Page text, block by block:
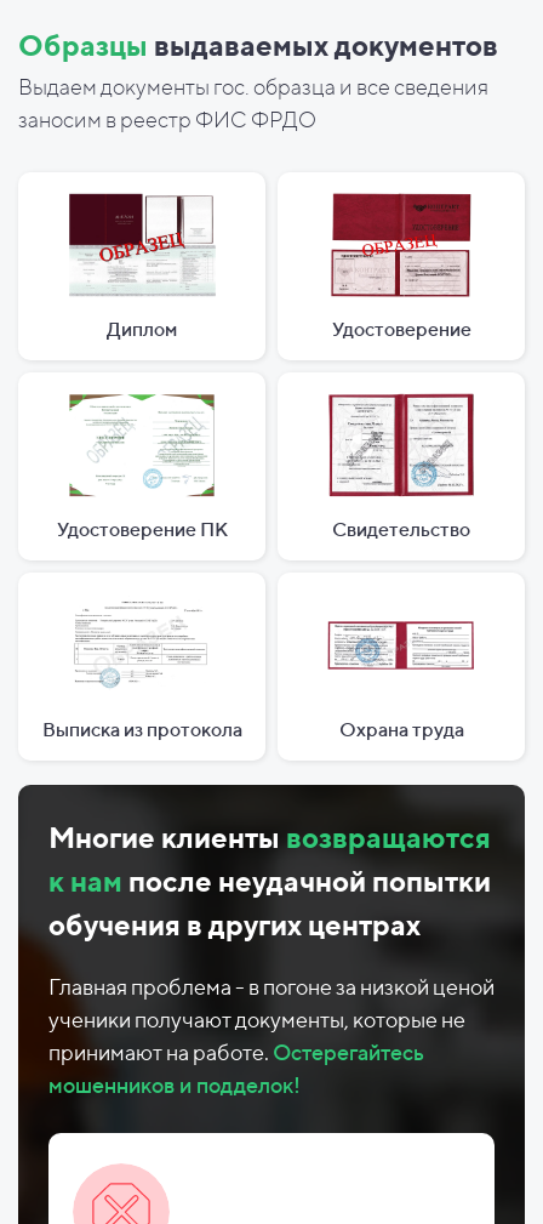
Образцы выдаваемых документов
Выдаем документы гос. образца и все сведения
заносим в реестр ФИС ФРДО
Диплом Удостоверение
Удостоверение ПК Свидетельство
Выписка из протокола Охрана труда
Многие клиенты возвращаются
к нам после неудачной попытки
обучения в других центрах
Главная проблема - в погоне за низкой ценой
ученики получают документы, которые не
принимают на работе. Остерегайтесь
мошенников и подделок!